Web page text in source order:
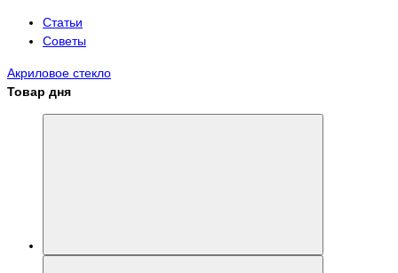
Статьи
Советы
Акриловое стекло
Товар дня